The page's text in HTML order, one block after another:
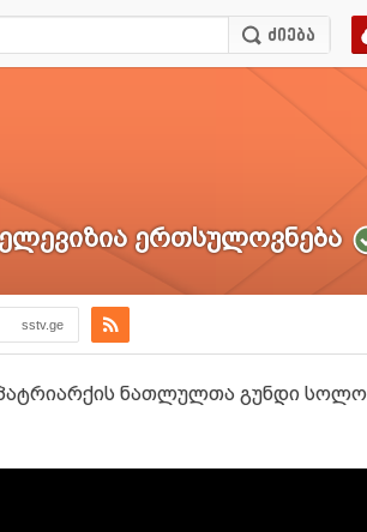
ერთსულოვნება
sstv.ge
ნათლულთა გუნდი სოლო